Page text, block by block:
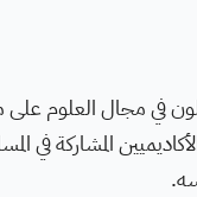
في مجال العلوم على
المشاركة في